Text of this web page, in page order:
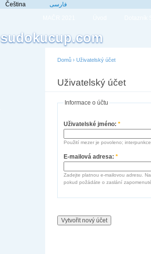
Čeština فارسی
sudokucup.com
Domů › Uživatelský účet
Uživatelský účet
Informace o účtu
Uživatelské jméno: *
Použití mezer je povoleno;
E-mailová adresa: *
Zadejte platnou e-mailovou adresu.
pokud požádáte o zaslání